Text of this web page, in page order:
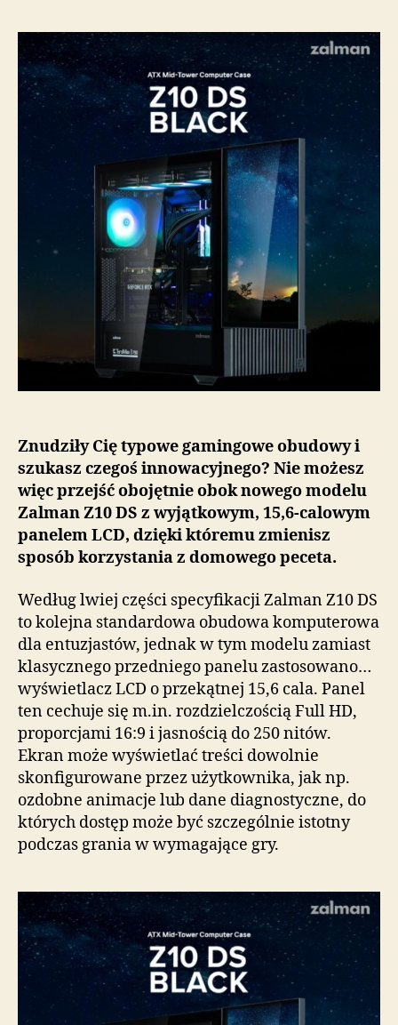
DS
–
takiej
obudowy
jeszcze
było!
Model
z
15,6-
calowym
panelem
LCD
trafił
do
Znudziły Cię typowe gamingowe obudowy i
szukasz czegoś innowacyjnego? Nie możesz
więc przejść obojętnie obok nowego modelu
Zalman Z10 DS z wyjątkowym, 15,6-calowym
panelem LCD, dzięki któremu zmienisz
sposób korzystania z domowego peceta.
Według lwiej części specyfikacji Zalman Z10 DS
to kolejna standardowa obudowa komputerowa
dla entuzjastów, jednak w tym modelu zamiast
klasycznego przedniego panelu zastosowano…
wyświetlacz LCD o przekątnej 15,6 cala. Panel
ten cechuje się m.in. rozdzielczością Full HD,
proporcjami 16:9 i jasnością do 250 nitów.
Ekran może wyświetlać treści dowolnie
skonfigurowane przez użytkownika, jak np.
ozdobne animacje lub dane diagnostyczne, do
których dostęp może być szczególnie istotny
podczas grania w wymagające gry.